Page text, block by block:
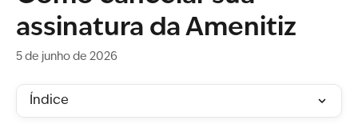
assinatura da Amenitiz
5 de junho de 2026
Índice